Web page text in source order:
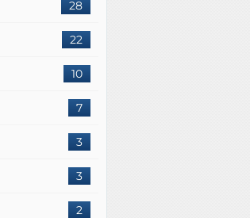
28
22
10
7
3
3
2